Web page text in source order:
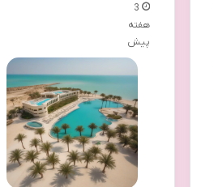
3
هفته
پیش